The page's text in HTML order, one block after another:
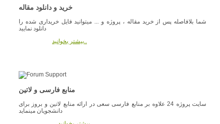
خرید و دانلود مقاله
شما بلافاصله پس از خرید مقاله ، پروژه و ... میتوانید فایل خریداری شده را
دانلود نمایید
بیشتر بخوانید..
منابع فارسی و لاتین
سایت پروژه 24 علاوه بر منابع فارسی سعی در ارائه منابع لاتین و بروز برای
دانشجویان مینماید